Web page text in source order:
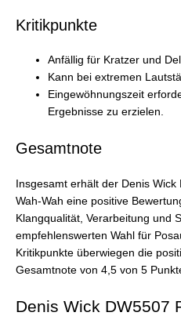
Kritikpunkte
Anfällig für Kratzer und
Kann bei extremen
Eingewöhnungszeit
Ergebnisse zu erzielen.
Gesamtnote
Insgesamt erhält der Denis
Wah-Wah eine positive
Klangqualität, Verarbeitung und
empfehlenswerten Wahl für
Kritikpunkte überwiegen die
Gesamtnote von 4,5 von 5
Denis Wick DW5507